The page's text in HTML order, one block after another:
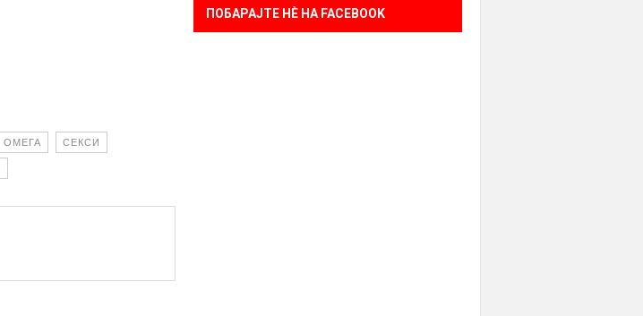
ОМЕГА СЕКСИ
ПОБАРАЈТЕ НÈ НА FACEBOOK